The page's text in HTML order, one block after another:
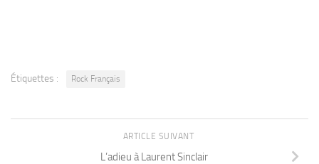
Étiquettes : Rock Français
ARTICLE SUIVANT
L’adieu à Laurent Sinclair